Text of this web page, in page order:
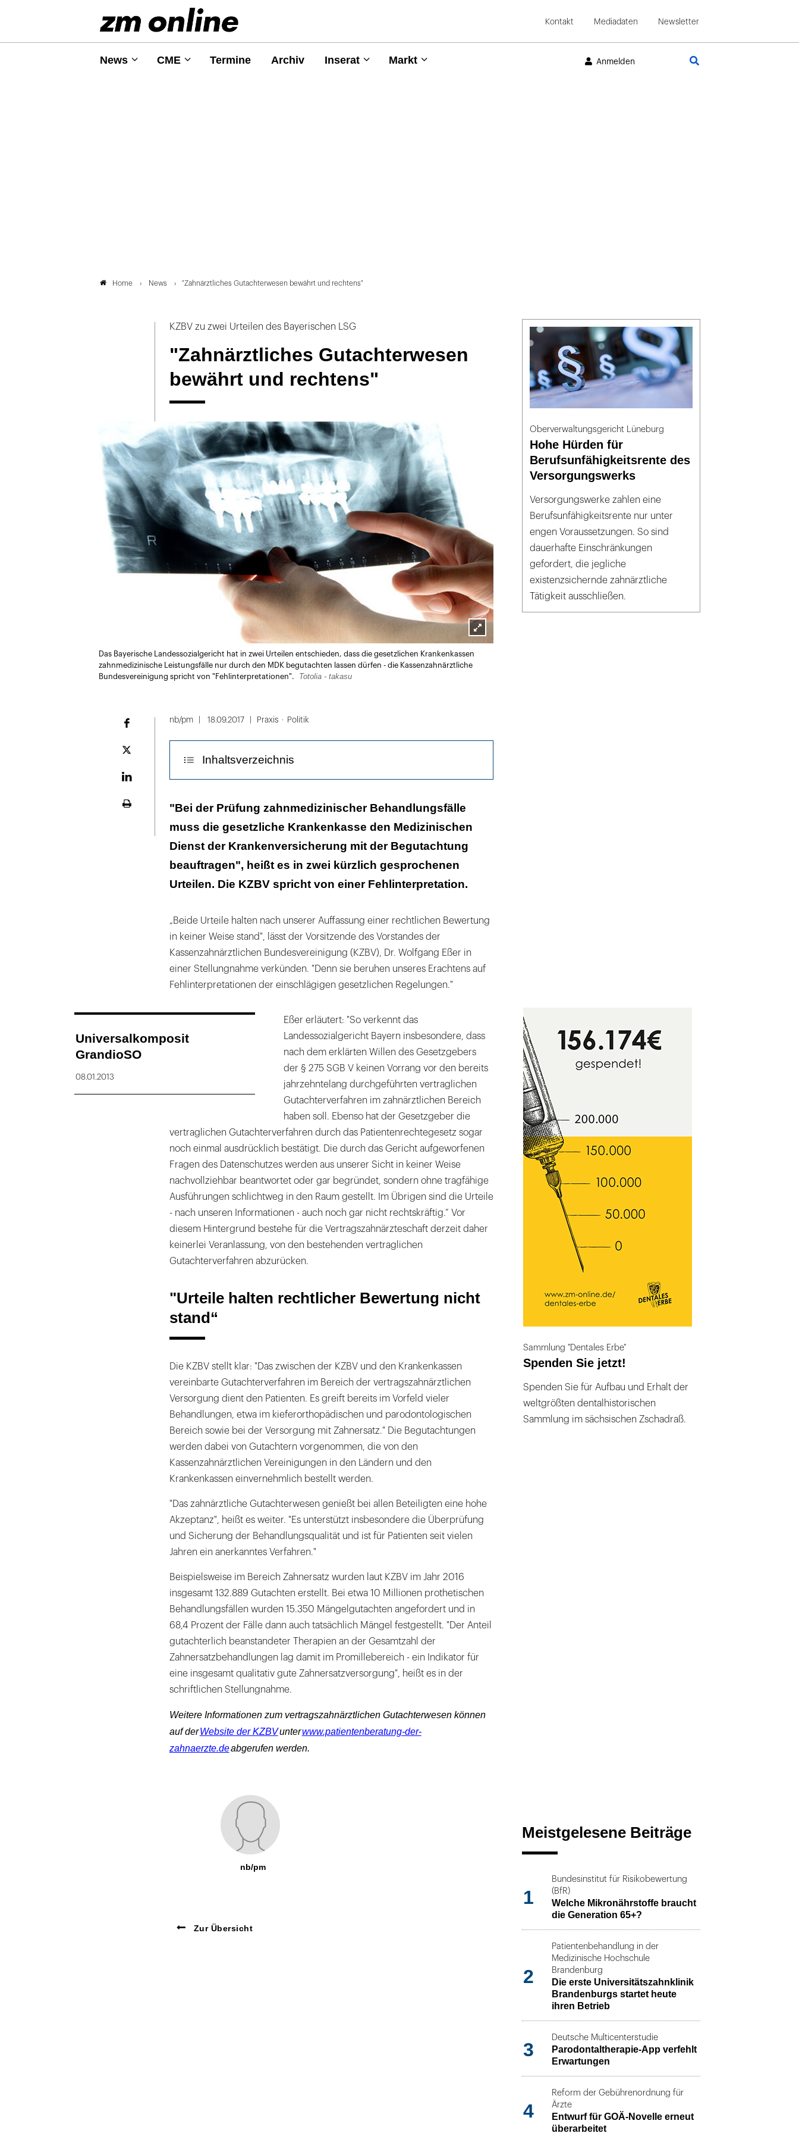
Kontakt Mediadaten Newsletter
News CME Termine Archiv Inserat Markt Anmelden
Home News "Zahnärztliches Gutachterwesen bewährt und rechtens"
KZBV zu zwei Urteilen des Bayerischen LSG
"Zahnärztliches Gutachterwesen
bewährt und rechtens"
Lightbox
öffnen
Das Bayerische Landessozialgericht hat in zwei Urteilen entschieden, dass die gesetzlichen Krankenkassen
zahnmedizinische Leistungsfälle nur durch den MDK begutachten lassen dürfen - die Kassenzahnärztliche
Bundesvereinigung spricht von "Fehlinterpretationen".
Totolia - takasu
Plattform
nb/pm 18.09.2017 Praxis Politik
Inhaltsverzeichnis
"Urteile halten rechtlicher Bewertung nicht stand“
"Bei der Prüfung zahnmedizinischer Behandlungsfälle
muss die gesetzliche Krankenkasse den Medizinischen
Dienst der Krankenversicherung mit der Begutachtung
beauftragen", heißt es in zwei kürzlich gesprochenen
Urteilen. Die KZBV spricht von einer Fehlinterpretation.
„Beide Urteile halten nach unserer Auffassung einer rechtlichen Bewertung
in keiner Weise stand", lässt der Vorsitzende des Vorstandes der
Kassenzahnärztlichen Bundesvereinigung (KZBV), Dr. Wolfgang Eßer in
einer Stellungnahme verkünden. "Denn sie beruhen unseres Erachtens auf
Fehlinterpretationen der einschlägigen gesetzlichen Regelungen."
Universalkomposit
GrandioSO
08.01.2013
Eßer erläutert: "So verkennt das
Landessozialgericht Bayern insbesondere, dass
nach dem erklärten Willen des Gesetzgebers
der § 275 SGB V keinen Vorrang vor den bereits
jahrzehntelang durchgeführten vertraglichen
Gutachterverfahren im zahnärztlichen Bereich
haben soll. Ebenso hat der Gesetzgeber die
vertraglichen Gutachterverfahren durch das Patientenrechtegesetz sogar
noch einmal ausdrücklich bestätigt. Die durch das Gericht aufgeworfenen
Fragen des Datenschutzes werden aus unserer Sicht in keiner Weise
nachvollziehbar beantwortet oder gar begründet, sondern ohne tragfähige
Ausführungen schlichtweg in den Raum gestellt. Im Übrigen sind die Urteile
- nach unseren Informationen - auch noch gar nicht rechtskräftig.“ Vor
diesem Hintergrund bestehe für die Vertragszahnärzteschaft derzeit daher
keinerlei Veranlassung, von den bestehenden vertraglichen
Gutachterverfahren abzurücken.
"Urteile halten rechtlicher Bewertung nicht
stand“
Die KZBV stellt klar: "Das zwischen der KZBV und den Krankenkassen
vereinbarte Gutachterverfahren im Bereich der vertragszahnärztlichen
Versorgung dient den Patienten. Es greift bereits im Vorfeld vieler
Behandlungen, etwa im kieferorthopädischen und parodontologischen
Bereich sowie bei der Versorgung mit Zahnersatz." Die Begutachtungen
werden dabei von Gutachtern vorgenommen, die von den
Kassenzahnärztlichen Vereinigungen in den Ländern und den
Krankenkassen einvernehmlich bestellt werden.
"Das zahnärztliche Gutachterwesen genießt bei allen Beteiligten eine hohe
Akzeptanz", heißt es weiter. "Es unterstützt insbesondere die Überprüfung
und Sicherung der Behandlungsqualität und ist für Patienten seit vielen
Jahren ein anerkanntes Verfahren."
Beispielsweise im Bereich Zahnersatz wurden laut KZBV im Jahr 2016
insgesamt 132.889 Gutachten erstellt. Bei etwa 10 Millionen prothetischen
Behandlungsfällen wurden 15.350 Mängelgutachten angefordert und in
68,4 Prozent der Fälle dann auch tatsächlich Mängel festgestellt. "Der Anteil
gutachterlich beanstandeter Therapien an der Gesamtzahl der
Zahnersatzbehandlungen lag damit im Promillebereich - ein Indikator für
eine insgesamt qualitativ gute Zahnersatzversorgung", heißt es in der
schriftlichen Stellungnahme.
Weitere Informationen zum vertragszahnärztlichen Gutachterwesen können
auf derWebsite der KZBVunterwww.patientenberatung-der-
zahnaerzte.deabgerufen werden.
nb/pm
Zur Übersicht
Oberverwaltungsgericht Lüneburg
Hohe Hürden für
Berufsunfähigkeitsrente des
Versorgungswerks
Versorgungswerke zahlen eine
Berufsunfähigkeitsrente nur unter
engen Voraussetzungen. So sind
dauerhafte Einschränkungen
gefordert, die jegliche
existenzsichernde zahnärztliche
Tätigkeit ausschließen.
Sammlung "Dentales Erbe"
Spenden Sie jetzt!
Spenden Sie für Aufbau und Erhalt der
weltgrößten dentalhistorischen
Sammlung im sächsischen Zschadraß.
Meistgelesene Beiträge
1
Bundesinstitut für Risikobewertung
(BfR)
Welche Mikronährstoffe braucht
die Generation 65+?
2
Patientenbehandlung in der
Medizinische Hochschule
Brandenburg
Die erste Universitätszahnklinik
Brandenburgs startet heute
ihren Betrieb
3
Deutsche Multicenterstudie
Parodontaltherapie-App verfehlt
Erwartungen
4
Reform der Gebührenordnung für
Ärzte
Entwurf für GOÄ-Novelle erneut
überarbeitet